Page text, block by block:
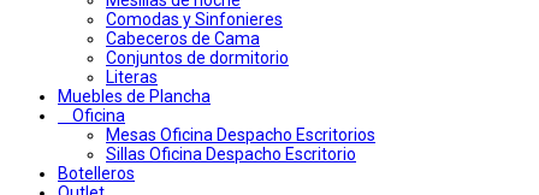
Comodas y Sinfonieres
Cabeceros de Cama
Conjuntos de dormitorio
Literas
Muebles de Plancha
Oficina
Mesas Oficina Despacho Escritorios
Sillas Oficina Despacho Escritorio
Botelleros